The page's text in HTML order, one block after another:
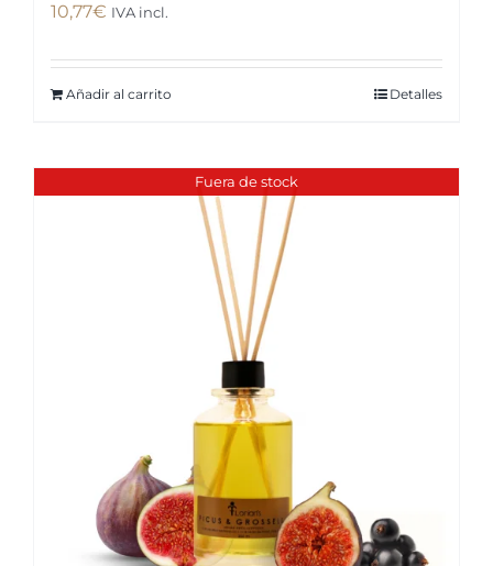
10,77€ IVA incl.
Añadir al carrito Detalles
Fuera de stock